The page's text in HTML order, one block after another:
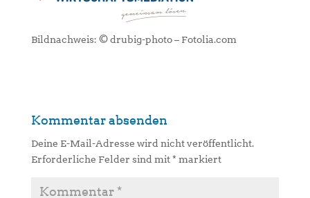
Bildnachweis: © drubig-photo – Fotolia.com
Kommentar absenden
Deine E-Mail-Adresse wird nicht veröffentlicht.
Erforderliche Felder sind mit* markiert